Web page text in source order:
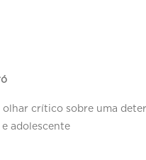
crítico sobre uma
adolescente